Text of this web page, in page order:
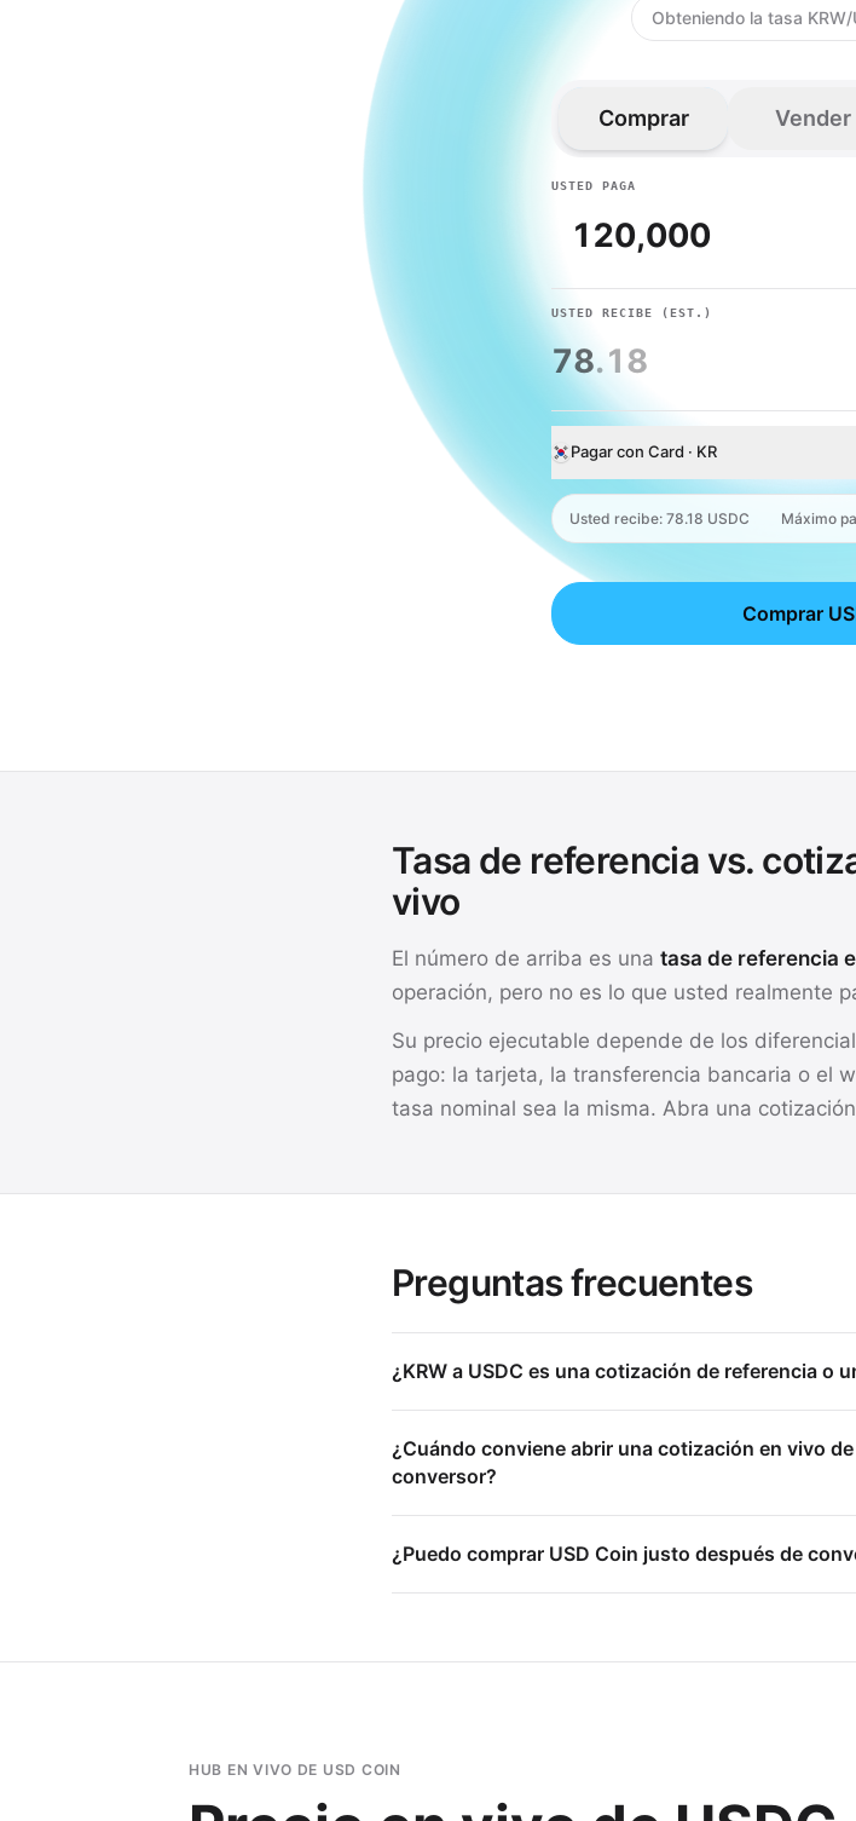
Obteniendo la tasa
Comprar Vender
USTED PAGA
USTED RECIBE (EST.)
78.18
Pagar con Card · KR
Usted recibe: 78.18 USDC Máximo
Card
Comprar
Tasa de referencia vs.
vivo
El número de arriba es una tasa de referencia
operación, pero no es lo que usted realmente
Su precio ejecutable depende de los
pago: la tarjeta, la transferencia bancaria o el
tasa nominal sea la misma. Abra una
Preguntas frecuentes
¿KRW a USDC es una cotización de referencia o
¿Cuándo conviene abrir una cotización en vivo
conversor?
¿Puedo comprar USD Coin justo después de
HUB EN VIVO DE USD COIN